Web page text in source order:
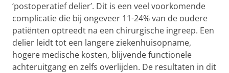
‘postoperatief delier’. Dit is een veel voorkomende
complicatie die bij ongeveer 11-24% van de oudere
patiënten optreedt na een chirurgische ingreep. Een
delier leidt tot een langere ziekenhuisopname,
hogere medische kosten, blijvende functionele
achteruitgang en zelfs overlijden. De resultaten in dit